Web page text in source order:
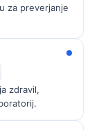
za preverjanje
zdravil,